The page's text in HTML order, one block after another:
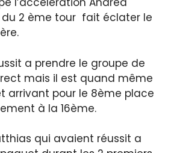
du 2 ème tour fait éclater le
a prendre le groupe de
mais il est quand même
arrivant pour le 8ème place
à la 16ème.
qui avaient réussit a